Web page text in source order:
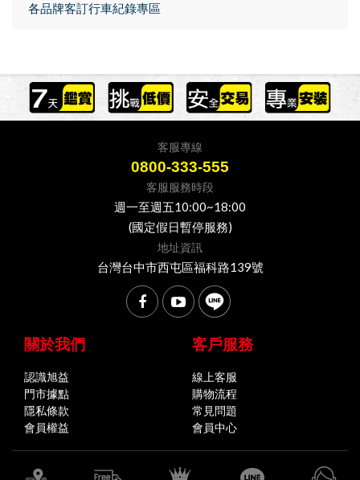
各品牌客訂行車紀錄專區
客服專線
0800-333-555
客服服務時段
週一至週五10:00~18:00
(國定假日暫停服務)
地址資訊
台灣台中市西屯區福科路139號
關於我們
認識旭益
門市據點
隱私條款
會員權益
客戶服務
線上客服
購物流程
常見問題
會員中心